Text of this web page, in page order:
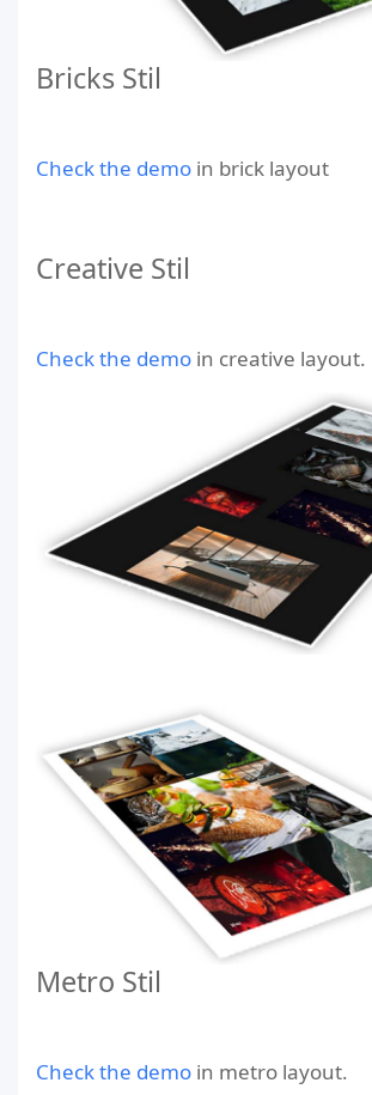
Bricks Stil
Check the demo in brick layout
Creative Stil
Check the demo in creative layout.
Metro Stil
Check the demo in metro layout.